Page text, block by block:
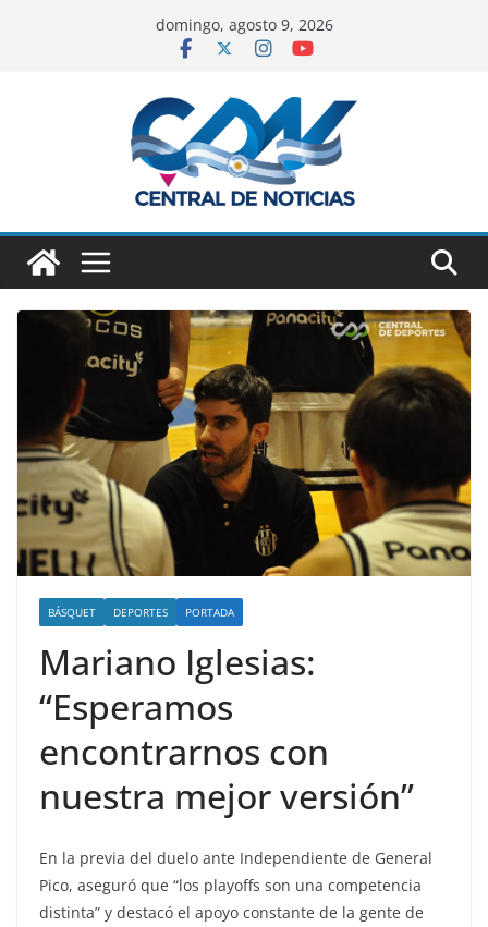
domingo, agosto 9, 2026
BÁSQUET DEPORTES PORTADA
Mariano Iglesias:
“Esperamos
encontrarnos con
nuestra mejor versión”
En la previa del duelo ante Independiente de General
Pico, aseguró que “los playoffs son una competencia
distinta” y destacó el apoyo constante de la gente de